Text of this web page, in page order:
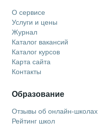
О сервисе
Услуги и цены
Журнал
Каталог вакансий
Каталог курсов
Карта сайта
Контакты
Образование
Отзывы об онлайн-школах
Рейтинг школ